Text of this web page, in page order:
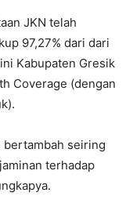
JKN telah
97,27% dari dari
Kabupaten Gresik
Coverage (dengan
bertambah seiring
terhadap